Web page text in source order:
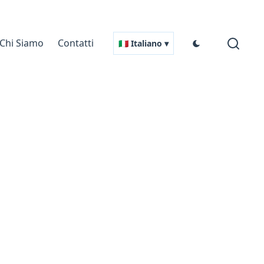
Chi Siamo Contatti 🇮🇹 Italiano ▾